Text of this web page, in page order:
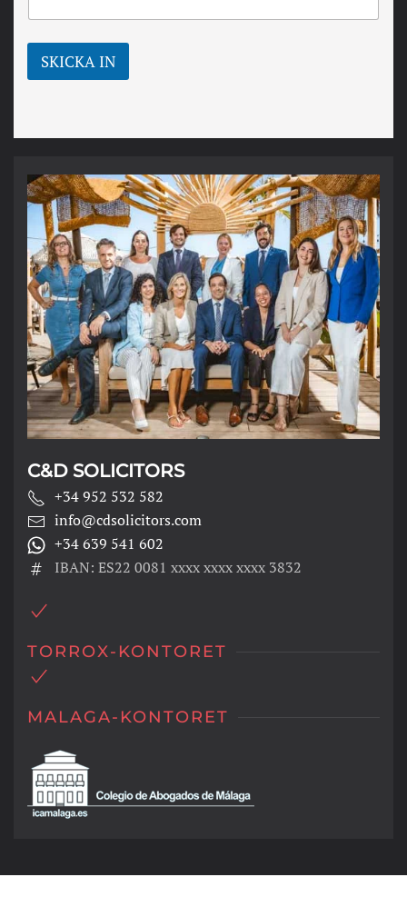
r
SKICKA IN
C&D SOLICITORS
+34 952 532 582
info@cdsolicitors.com
+34 639 541 602
IBAN: ES22 0081 xxxx xxxx xxxx 3832
TORROX-KONTORET
MALAGA-KONTORET